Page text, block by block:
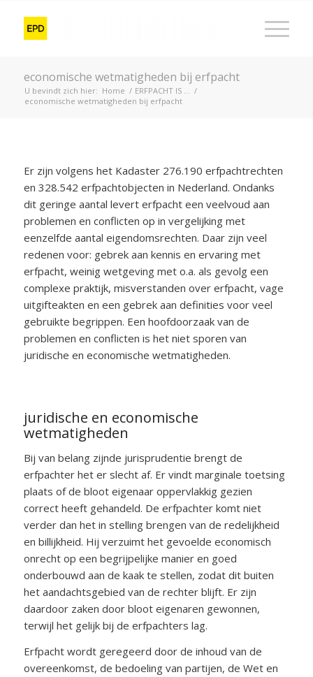
economische wetmatigheden bij erfpacht
U bevindt zich hier: Home / ERFPACHT IS … /
economische wetmatigheden bij erfpacht
Er zijn volgens het Kadaster 276.190 erfpachtrechten
en 328.542 erfpachtobjecten in Nederland. Ondanks
dit geringe aantal levert erfpacht een veelvoud aan
problemen en conflicten op in vergelijking met
eenzelfde aantal eigendomsrechten. Daar zijn veel
redenen voor: gebrek aan kennis en ervaring met
erfpacht, weinig wetgeving met o.a. als gevolg een
complexe praktijk, misverstanden over erfpacht, vage
uitgifteakten en een gebrek aan definities voor veel
gebruikte begrippen. Een hoofdoorzaak van de
problemen en conflicten is het niet sporen van
juridische en economische wetmatigheden.
juridische en economische
wetmatigheden
Bij van belang zijnde jurisprudentie brengt de
erfpachter het er slecht af. Er vindt marginale toetsing
plaats of de bloot eigenaar oppervlakkig gezien
correct heeft gehandeld. De erfpachter komt niet
verder dan het in stelling brengen van de redelijkheid
en billijkheid. Hij verzuimt het gevoelde economisch
onrecht op een begrijpelijke manier en goed
onderbouwd aan de kaak te stellen, zodat dit buiten
het aandachtsgebied van de rechter blijft. Er zijn
daardoor zaken door bloot eigenaren gewonnen,
terwijl het gelijk bij de erfpachters lag.
Erfpacht wordt geregeerd door de inhoud van de
overeenkomst, de bedoeling van partijen, de Wet en